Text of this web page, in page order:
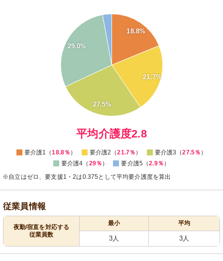
18.8%
21.7%
27.5%
29.0%
0
平均介護度2.8
要介護1（18.8％ ） 要介護2（21.7％ ） 要介護3（27.5％ ）
要介護4（ 29％ ） 要介護5（2.9％ ）
※自立はゼロ、要支援1・2は0.375として平均要介護度を算出
従業員情報
夜勤/宿直を対応する
従業員数
最小 平均
3人 3人